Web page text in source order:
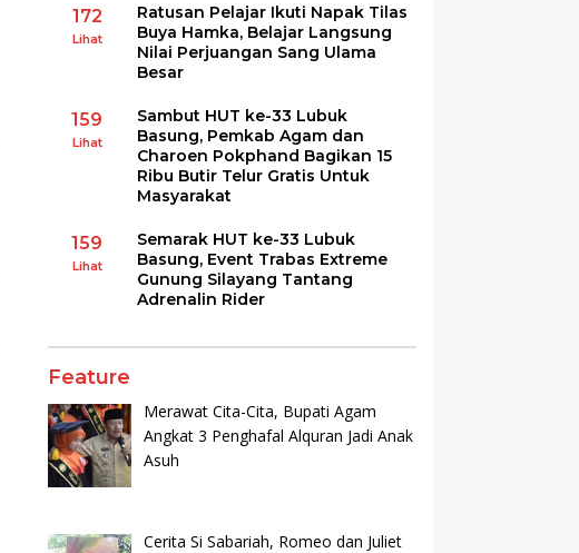
172
Lihat
Ratusan Pelajar Ikuti Napak Tilas
Buya Hamka, Belajar Langsung
Nilai Perjuangan Sang Ulama
Besar
159
Lihat
Sambut HUT ke-33 Lubuk
Basung, Pemkab Agam dan
Charoen Pokphand Bagikan 15
Ribu Butir Telur Gratis Untuk
Masyarakat
159
Lihat
Semarak HUT ke-33 Lubuk
Basung, Event Trabas Extreme
Gunung Silayang Tantang
Adrenalin Rider
Feature
Merawat Cita-Cita, Bupati Agam
Angkat 3 Penghafal Alquran Jadi Anak
Asuh
Cerita Si Sabariah, Romeo dan Juliet